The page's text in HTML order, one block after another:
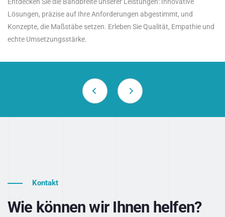
Lösungen, präzise auf Ihre Anforderungen abgestimmt, und
Konzepte, die Maßstäbe setzen. Erleben Sie Qualität, Empathie und
echte Umsetzungsstärke.
Kontakt
Wie können wir Ihnen helfen?